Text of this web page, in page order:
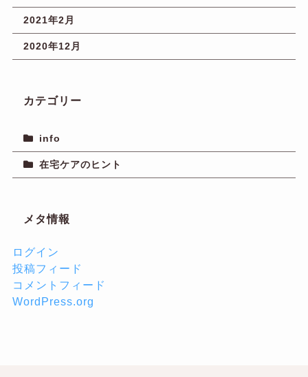
2021年2月
2020年12月
カテゴリー
info
在宅ケアのヒント
メタ情報
ログイン
投稿フィード
コメントフィード
WordPress.org